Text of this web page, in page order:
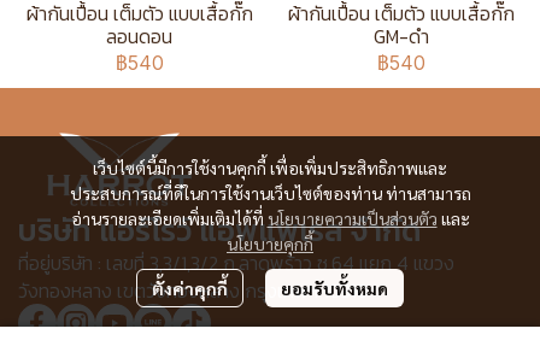
ผ้ากันเปื้อน เต็มตัว แบบเสื้อกั๊ก
ลอนดอน
฿540
ผ้ากันเปื้อน เต็มตัว แบบเสื้อกั๊ก
GM-ดำ
฿540
เว็บไซต์นี้มีการใช้งานคุกกี้ เพื่อเพิ่มประสิทธิภาพและ
ประสบการณ์ที่ดีในการใช้งานเว็บไซต์ของท่าน ท่านสามารถ
อ่านรายละเอียดเพิ่มเติมได้ที่ นโยบายความเป็นส่วนตัว และ
นโยบายคุกกี้
ตั้งค่าคุกกี้ ยอมรับทั้งหมด
บริษัท แอร์โรว์ แอพแพเรล จำกัด
ที่อยู่บริษัท : เลขที่ 3,3/1,3/2 ก.ลาดพร้าว ซ.64 แยก 4 แขวง
วังทองหลาง เขตวังทองหลาง กรุงเทพฯ 10310